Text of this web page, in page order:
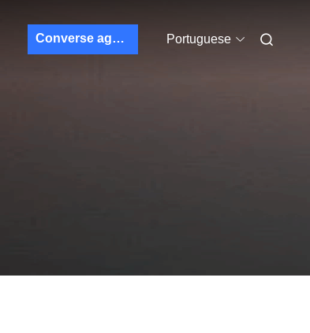
Converse agora Portuguese